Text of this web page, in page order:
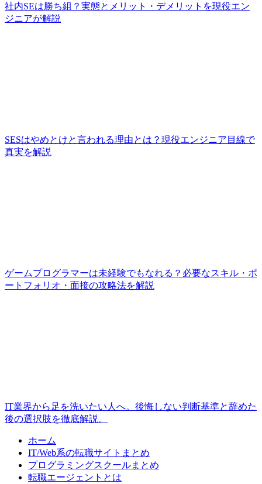
社内SEは勝ち組？実態とメリット・デメリットを現役エン
ジニアが解説
SESはやめとけと言われる理由とは？現役エンジニア目線で
真実を解説
ゲームプログラマーは未経験でもなれる？必要なスキル・ポ
ートフォリオ・面接の攻略法を解説
IT業界から足を洗いたい人へ。後悔しない判断基準と辞めた
後の選択肢を徹底解説。
ホーム
IT/Web系の転職サイトまとめ
プログラミングスクールまとめ
転職エージェントとは